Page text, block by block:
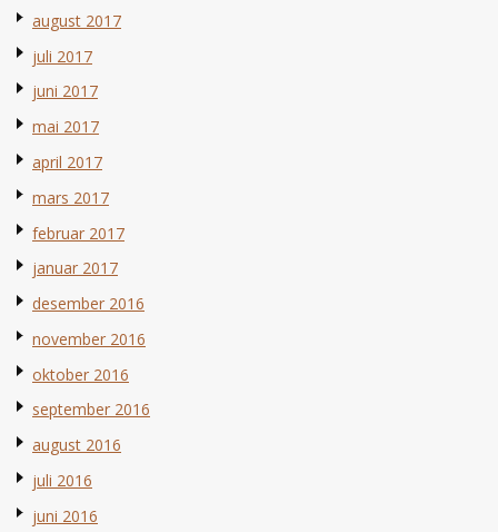
august 2017
juli 2017
juni 2017
mai 2017
april 2017
mars 2017
februar 2017
januar 2017
desember 2016
november 2016
oktober 2016
september 2016
august 2016
juli 2016
juni 2016